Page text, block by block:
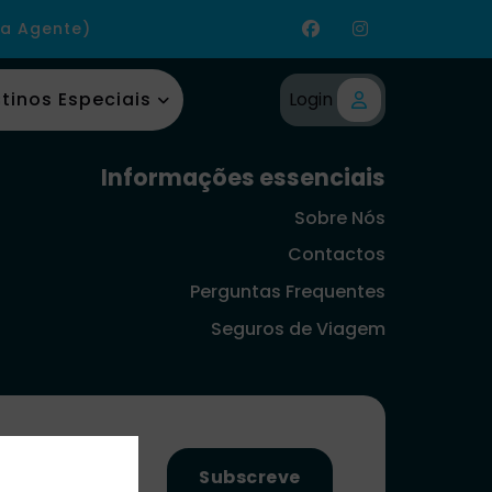
Agente)
Especiais Login
Informações essenciais
Sobre Nós
Contactos
Perguntas Frequentes
Seguros de Viagem
Subscreve